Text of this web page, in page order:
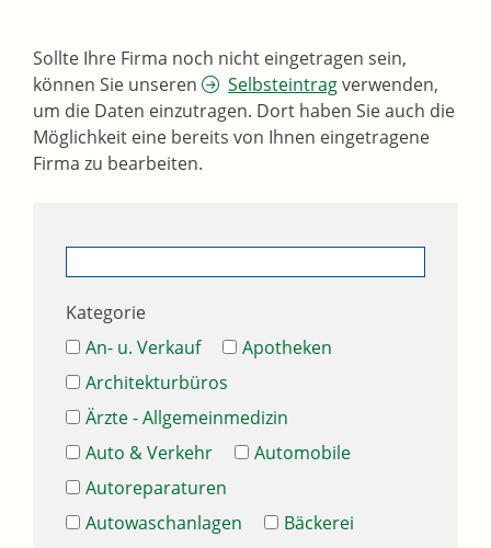
Sollte Ihre Firma noch nicht eingetragen sein,
können Sie unseren
Selbsteintragverwenden,
um die Daten einzutragen. Dort haben Sie auch die
Möglichkeit eine bereits von Ihnen eingetragene
Firma zu bearbeiten.
Kategorie
An- u. Verkauf
Apotheken
Architekturbüros
Ärzte - Allgemeinmedizin
Auto & Verkehr
Automobile
Autoreparaturen
Autowaschanlagen
Bäckerei